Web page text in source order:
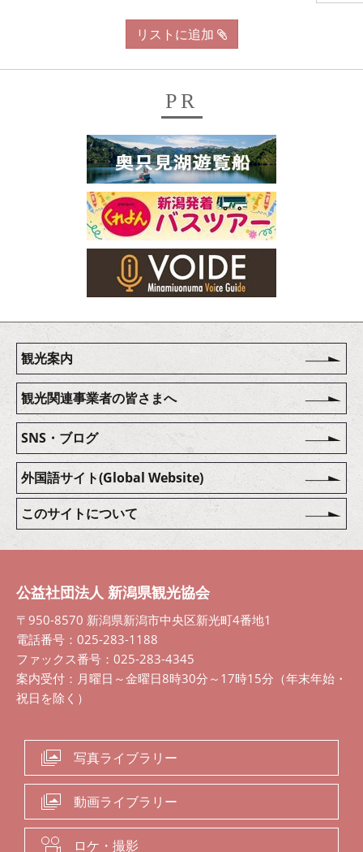
リストに追加
PR
観光案内
観光関連事業者の皆さまへ
SNS・ブログ
外国語サイト(Global Website)
このサイトについて
公益社団法人 新潟県観光協会
〒950-8570 新潟県新潟市中央区新光町4番地1
電話番号：025-283-1188
ファックス番号：025-283-4345
案内受付：月曜日～金曜日8時30分～17時15分（年末年始・
祝日を除く）
写真ライブラリー
動画ライブラリー
ロケ・撮影